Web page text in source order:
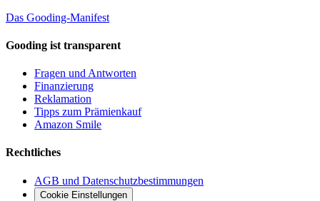
Das Gooding-Manifest
Gooding ist transparent
Fragen und Antworten
Finanzierung
Reklamation
Tipps zum Prämienkauf
Amazon Smile
Rechtliches
AGB und Datenschutzbestimmungen
Cookie Einstellungen